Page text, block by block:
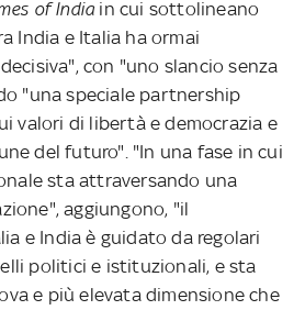
of Indiain cui sottolineano
India e Italia ha ormai
con "uno slancio senza
"una speciale partnership
valori di libertà e democrazia e
del futuro". "In una fase in cui
sta attraversando una
aggiungono, "il
e India è guidato da regolari
politici e istituzionali, e sta
e più elevata dimensione che